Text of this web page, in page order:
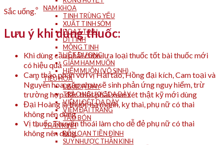
NAM KHOA
TINH TRÙNG YẾU
XUẤT TINH SỚM
HOẠT TINH
DI TINH
MỘNG TINH
LIỆT DƯƠNG
GIẢM HAM MUỐN
HIẾM MUỘN (VÔ SINH)
TIÊU HÓA
ĐAU DẠ DÀY
TRÀO NGƯỢC DẠ DÀY
VIÊM LOÉT DẠ DÀY
VIÊM ĐẠI TRÀNG
TÁO BÓN
THẦN KINH
RỐI LOẠN TIỀN ĐÌNH
SUY NHƯỢC THẦN KINH
Sắc uống.
Lưu ý khi dùng thuốc:
Khi dùng cần phải chọn lựa loại thuốc tốt bài thuốc mới
có hiệu quả
Cam thảo phản với vị Hải tảo, Hồng đại kích, Cam toại và
Nguyên hoa, gặp nhau sẽ sinh phản ứng nguy hiểm, trừ
trường hợp đặc biệt phải xem xét thật kỹ mới dùng
Đại Hoàng là thuốc hạ mạnh, kỵ thai, phụ nữ có thai
không nên dùng
Vị thuốc Thuyền thoái làm cho dễ đẻ phụ nữ có thai
không nên dùng